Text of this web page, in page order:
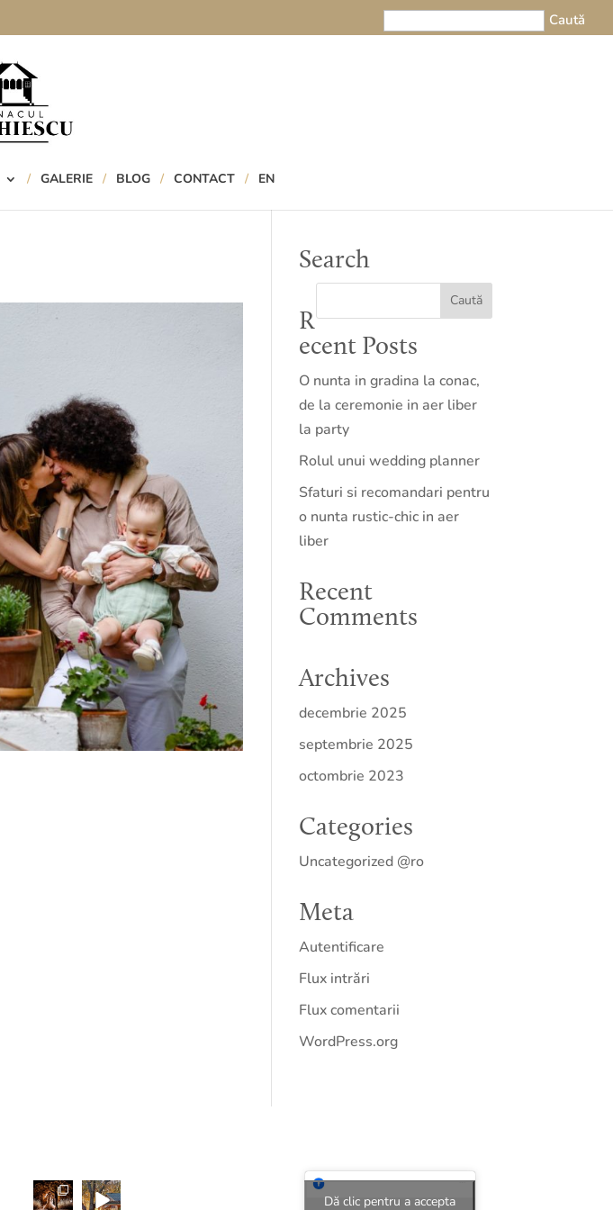
GALERIE BLOG CONTACT EN
Search
R
ecent Posts
O nunta in gradina la conac,
de la ceremonie in aer liber
la party
Rolul unui wedding planner
Sfaturi si recomandari pentru
o nunta rustic-chic in aer
liber
Recent
Comments
Archives
decembrie 2025
septembrie 2025
octombrie 2023
Categories
Uncategorized @ro
Meta
Autentificare
Flux intrări
Flux comentarii
WordPress.org
Dă clic pentru a accepta